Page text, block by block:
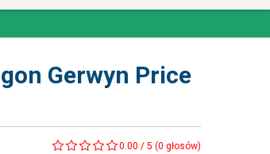
Gerwyn Price
0.00 / 5 (0 głosów)